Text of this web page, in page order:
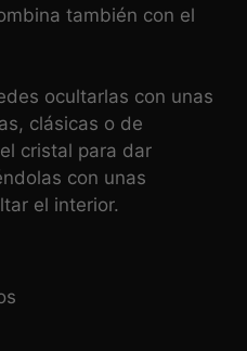
también con el
ocultarlas con unas
clásicas o de
cristal para dar
con unas
el interior.